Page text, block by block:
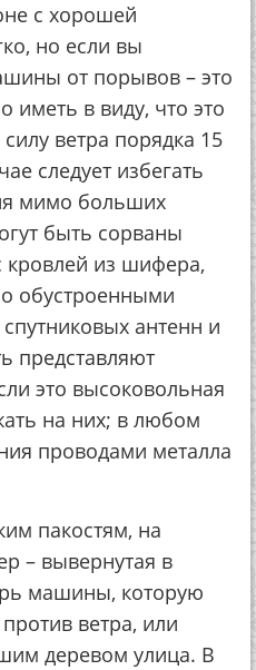
с хорошей
но если вы
от порывов – это
иметь в виду, что это
ветра порядка 15
следует избегать
мимо больших
быть сорваны
кровлей из шифера,
обустроенными
антенн и
представляют
это высоковольная
на них; в любом
проводами металла
пакостям, на
– вывернутая в
машины, которую
ветра, или
деревом улица. В